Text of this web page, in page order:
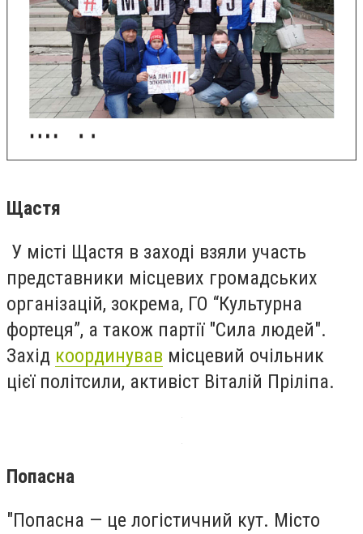
Щастя
У місті Щастя в заході взяли участь
представники місцевих громадських
організацій, зокрема, ГО “Культурна
фортеця”, а також партії "Сила людей".
Захід координував місцевий очільник
цієї політсили, активіст Віталій Пріліпа.
Попасна
"Попасна — це логістичний кут. Місто